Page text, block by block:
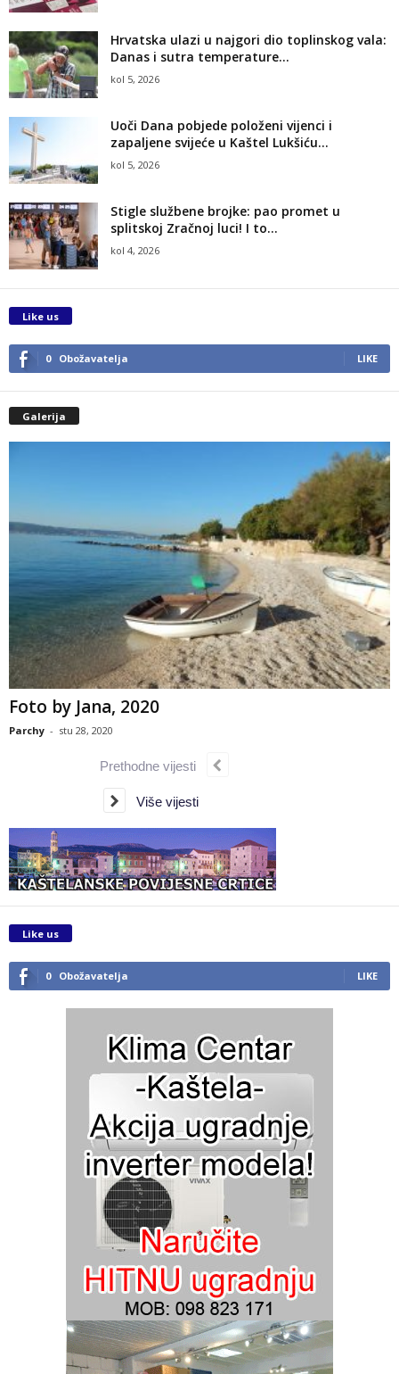
Hrvatska ulazi u najgori dio toplinskog vala:
Danas i sutra temperature...
kol 5, 2026
Uoči Dana pobjede položeni vijenci i
zapaljene svijeće u Kaštel Lukšiću...
kol 5, 2026
Stigle službene brojke: pao promet u
splitskoj Zračnoj luci! I to...
kol 4, 2026
Like us
0 Obožavatelja LIKE
Galerija
Foto by Jana, 2020
Parchy - stu 28, 2020
Prethodne vijesti
Više vijesti
Like us
0 Obožavatelja LIKE